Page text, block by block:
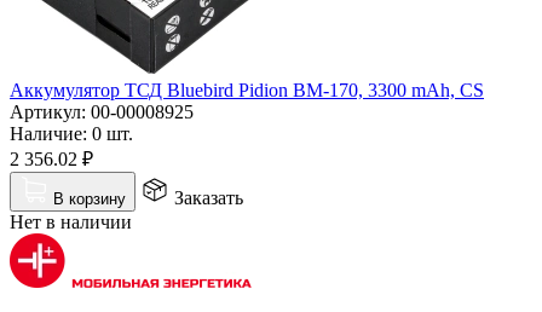
Аккумулятор ТСД Bluebird Pidion BM-170, 3300 mAh, CS
Артикул: 00-00008925
Наличие: 0 шт.
2 356.02 ₽
В корзину
Заказать
Нет в наличии